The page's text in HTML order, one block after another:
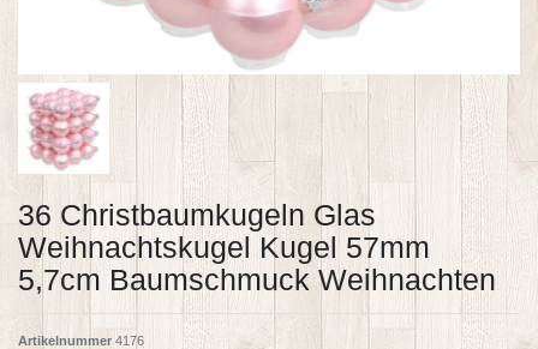
36 Christbaumkugeln Glas
Weihnachtskugel Kugel 57mm
5,7cm Baumschmuck Weihnachten
Artikelnummer 4176